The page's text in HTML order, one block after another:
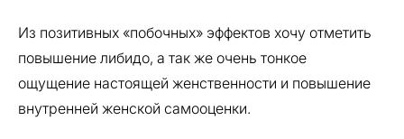
Из позитивных «побочных» эффектов хочу отметить
повышение либидо, а так же очень тонкое
ощущение настоящей женственности и повышение
внутренней женской самооценки.